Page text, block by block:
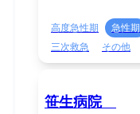
高度急性期 急性期
三次救急
その他
笹生病院